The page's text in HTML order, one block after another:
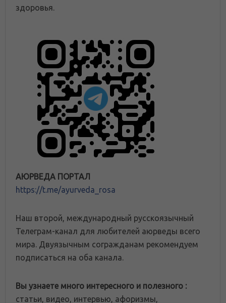
здоровья.
АЮРВЕДА ПОРТАЛ
https://t.me/ayurveda_rosa
Наш второй, международный русскоязычный
Телеграм-канал для любителей аюрведы всего
мира. Двуязычным согражданам рекомендуем
подписаться на оба канала.
Вы узнаете много интересного и полезного :
статьи, видео, интервью, афоризмы,